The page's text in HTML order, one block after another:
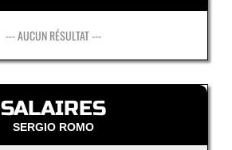
--- AUCUN RÉSULTAT ---
SALAIRES
SERGIO ROMO